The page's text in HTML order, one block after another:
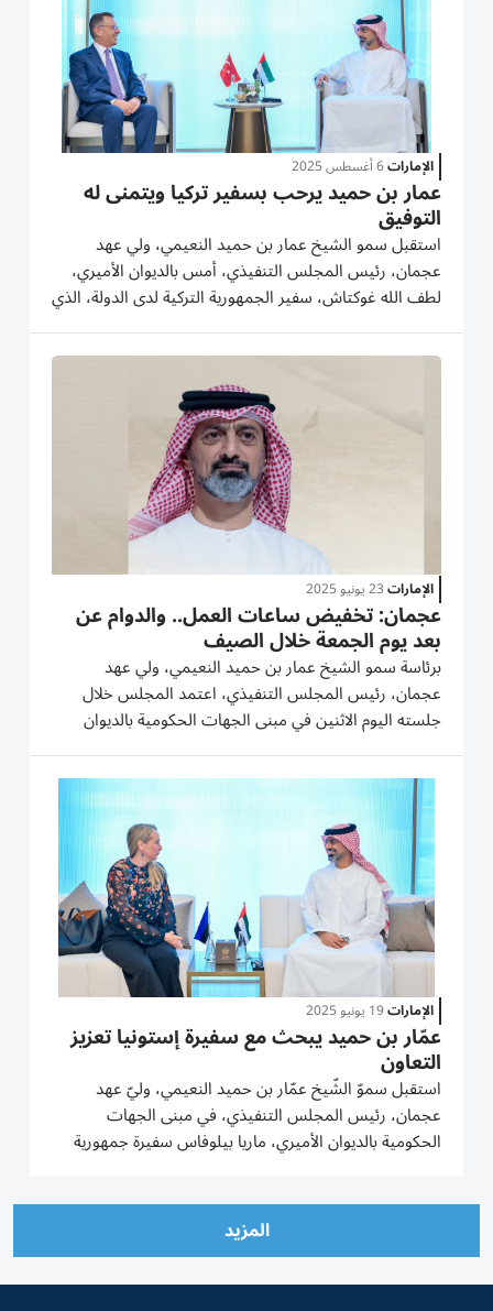
الإمارات6 أغسطس 2025
عمار بن حميد يرحب بسفير تركيا ويتمنى له
التوفيق
استقبل سمو الشيخ عمار بن حميد النعيمي، ولي عهد
عجمان، رئيس المجلس التنفيذي، أمس بالديوان الأميري،
لطف الله غوكتاش، سفير الجمهورية التركية لدى الدولة، الذي
قدم للسلام على سموه، بمناسبة تسلمه مهام عمله الجديد.
ورحب سمو الشيخ عمار بن حميد النعيمي، بالسفير التركي،
الإمارات23 يونيو 2025
عجمان: تخفيض ساعات العمل.. والدوام عن
بعد يوم الجمعة خلال الصيف
برئاسة سمو الشيخ عمار بن حميد النعيمي، ولي عهد
عجمان، رئيس المجلس التنفيذي، اعتمد المجلس خلال
جلسته اليوم الاثنين في مبنى الجهات الحكومية بالديوان
الأميري، مبادرة «صيفنا متوازن» في حكومة عجمان حرصاً
على تعزيز التوازن بين الحياة الوظيفية والاجتماعية، ودعماً
لجودة حياة...
الإمارات19 يونيو 2025
عمّار بن حميد يبحث مع سفيرة إستونيا تعزيز
التعاون
استقبل سموّ الشّيخ عمّار بن حميد النعيمي، وليّ عهد
عجمان، رئيس المجلس التنفيذي، في مبنى الجهات
الحكومية بالديوان الأميري، ماريا بيلوفاس سفيرة جمهورية
المزيد